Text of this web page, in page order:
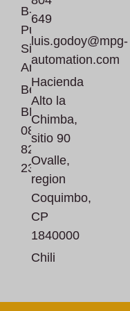
B-2870
Puurs-
Sint-
Amands
België
BE
0828
823
230
649
luis.godoy@mpg-
automation.com
Hacienda
Alto la
Chimba,
sitio 90
Ovalle,
region
Coquimbo,
CP
1840000
Chili